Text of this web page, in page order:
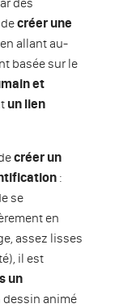
créer une
allant au-
basée sur le
et
un lien
créer un
:
se
en
assez lisses
il est
un
animé